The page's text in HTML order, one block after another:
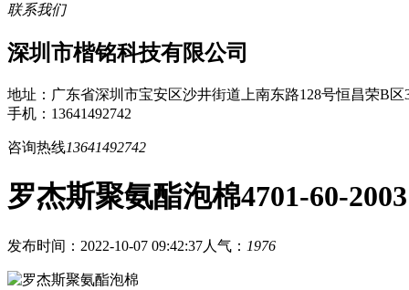
联系我们
深圳市楷铭科技有限公司
地址：广东省深圳市宝安区沙井街道上南东路128号恒昌荣B区
手机：13641492742
咨询热线13641492742
罗杰斯聚氨酯泡棉4701-60-
发布时间：2022-10-07 09:42:37人气： 1976